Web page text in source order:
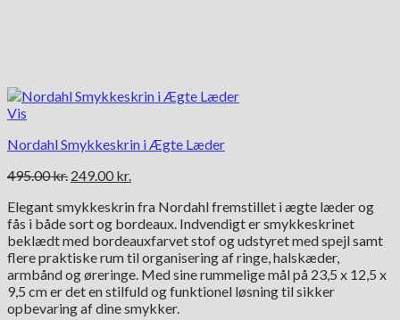
Vis
Nordahl Smykkeskrin i Ægte Læder
495.00kr. Den
pris
var:
495.00 kr..
249.00 kr.
pris
er:
249.00 kr..
Elegant smykkeskrin fra Nordahl fremstillet i ægte læder og
fås i både sort og bordeaux. Indvendigt er smykkeskrinet
beklædt med bordeauxfarvet stof og udstyret med spejl samt
flere praktiske rum til organisering af ringe, halskæder,
armbånd og øreringe. Med sine rummelige mål på 23,5 x 12,5 x
9,5 cm er det en stilfuld og funktionel løsning til sikker
opbevaring af dine smykker.